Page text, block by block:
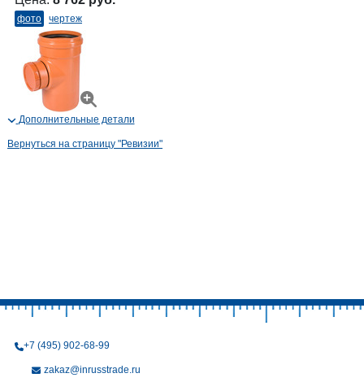
фото чертеж
Дополнительные детали
Вернуться на страницу "Ревизии"
+7 (495) 902-68-99
zakaz@inrusstrade.ru